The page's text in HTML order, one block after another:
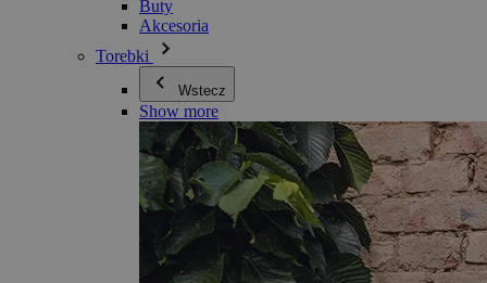
Buty
Akcesoria
Torebki
Wstecz
Show more